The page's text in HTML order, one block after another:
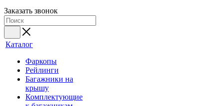
Заказать звонок
Каталог
Фаркопы
Рейлинги
Багажники на
крышу
Комплектующие